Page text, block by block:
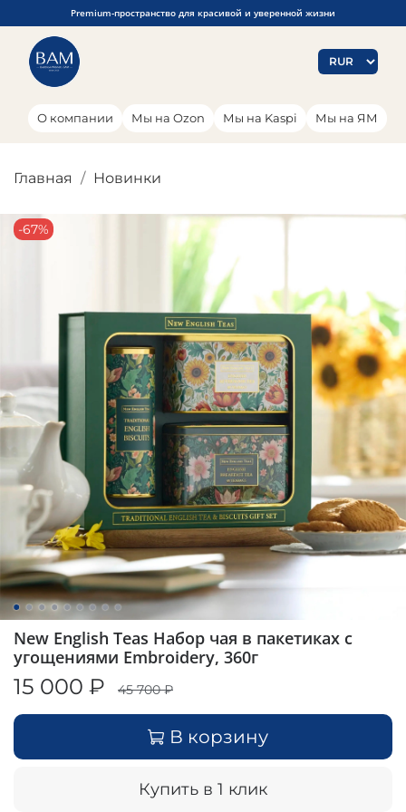
Premium-пространство для красивой и уверенной жизни
О компании Мы на Ozon Мы на Kaspi Мы на ЯМ
Главная Новинки
-67%
New English Teas Набор чая в пакетиках с
угощениями Embroidery, 360г
15 000 ₽ 45 700 ₽
В корзину
Купить в 1 клик